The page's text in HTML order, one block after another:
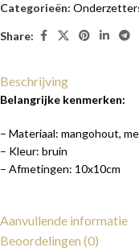
Categorieën:
Share:
Beschrijving
Belangrijke kenmerken:
– Materiaal: mangohout,
– Kleur: bruin
– Afmetingen: 10x10cm
Aanvullende informatie
Beoordelingen (0)